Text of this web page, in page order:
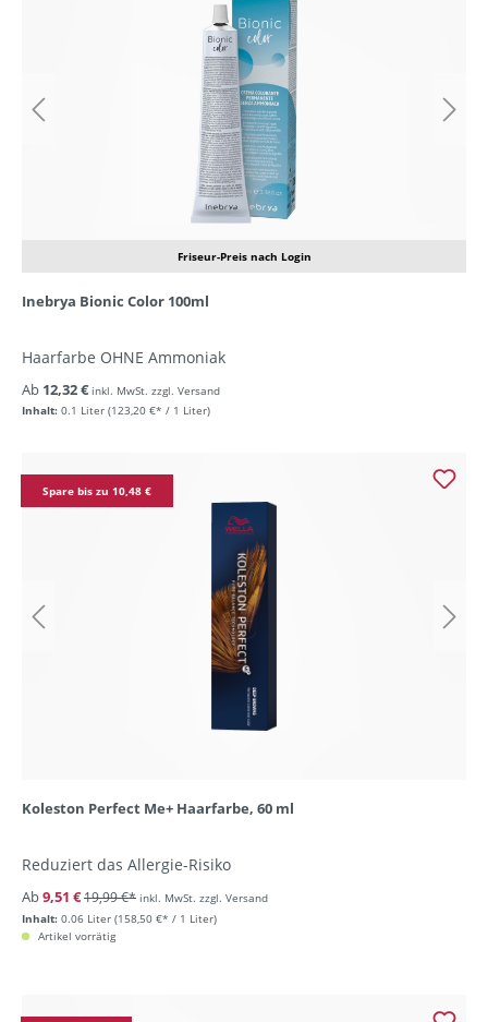
Friseur-Preis nach Login
Inebrya Bionic Color 100ml
Haarfarbe OHNE Ammoniak
Inhalt: 0.1 Liter (123,20 €* / 1 Liter)
Ab 12,32 € inkl. MwSt. zzgl. Versand
Spare bis zu 10,48 €
Koleston Perfect Me+ Haarfarbe, 60 ml
Reduziert das Allergie-Risiko
Inhalt: 0.06 Liter (158,50 €* / 1 Liter)
Ab9,51 €19,99 €* inkl. MwSt. zzgl. Versand
Artikel vorrätig